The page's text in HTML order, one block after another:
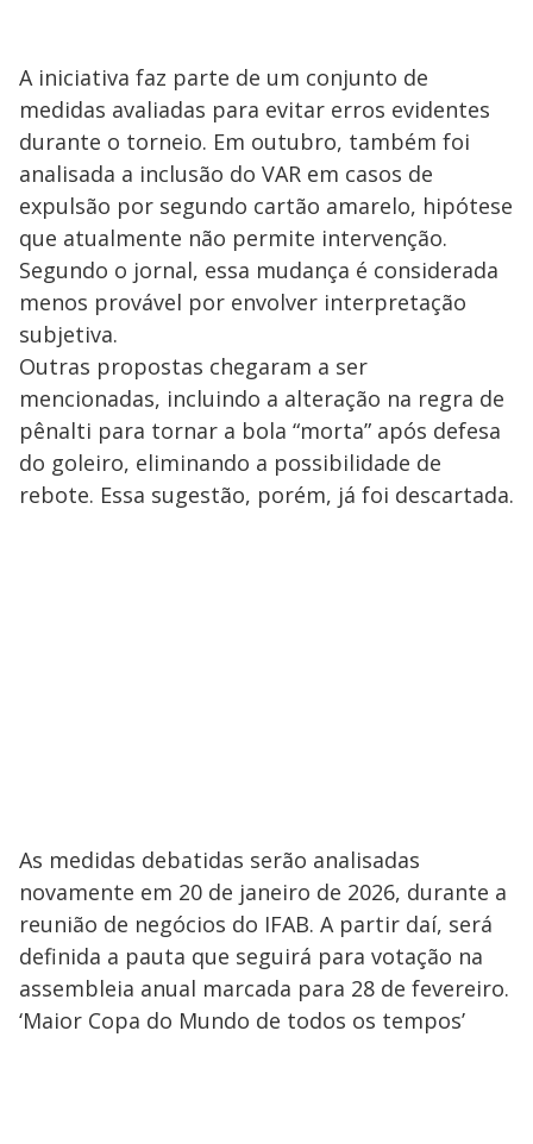
A iniciativa faz parte de um conjunto de
medidas avaliadas para evitar erros evidentes
durante o torneio. Em outubro, também foi
analisada a inclusão do VAR em casos de
expulsão por segundo cartão amarelo, hipótese
que atualmente não permite intervenção.
Segundo o jornal, essa mudança é considerada
menos provável por envolver interpretação
subjetiva.
Outras propostas chegaram a ser
mencionadas, incluindo a alteração na regra de
pênalti para tornar a bola “morta” após defesa
do goleiro, eliminando a possibilidade de
rebote. Essa sugestão, porém, já foi descartada.
As medidas debatidas serão analisadas
novamente em 20 de janeiro de 2026, durante a
reunião de negócios do IFAB. A partir daí, será
definida a pauta que seguirá para votação na
assembleia anual marcada para 28 de fevereiro.
‘Maior Copa do Mundo de todos os tempos’